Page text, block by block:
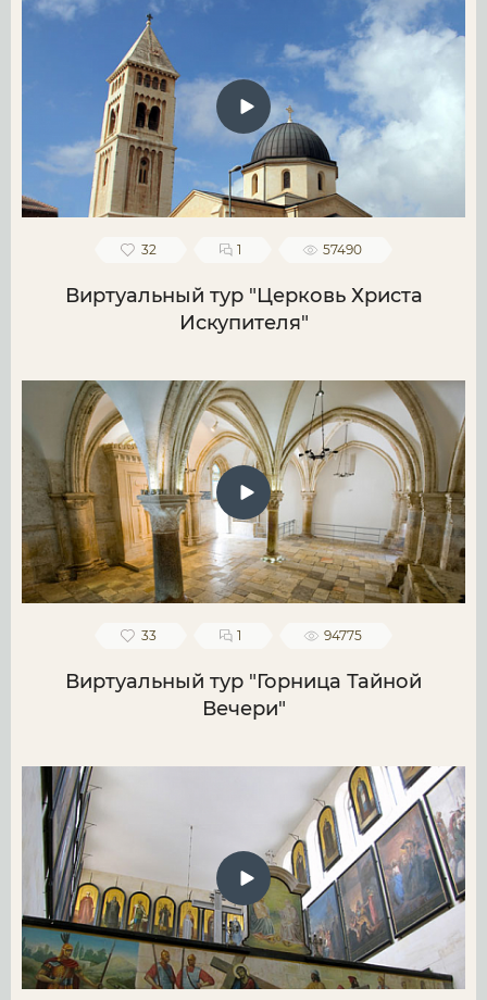
32 1 57490
Виртуальный тур "Церковь Христа
Искупителя"
33 1 94775
Виртуальный тур "Горница Тайной
Вечери"